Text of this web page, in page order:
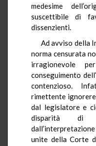
medesime
suscettibile di
dissenzienti.
Ad avviso della
norma censurata
irragionevole
conseguimento
contenzioso.
rimettente
dal legislatore e
disparità di
unite della Corte